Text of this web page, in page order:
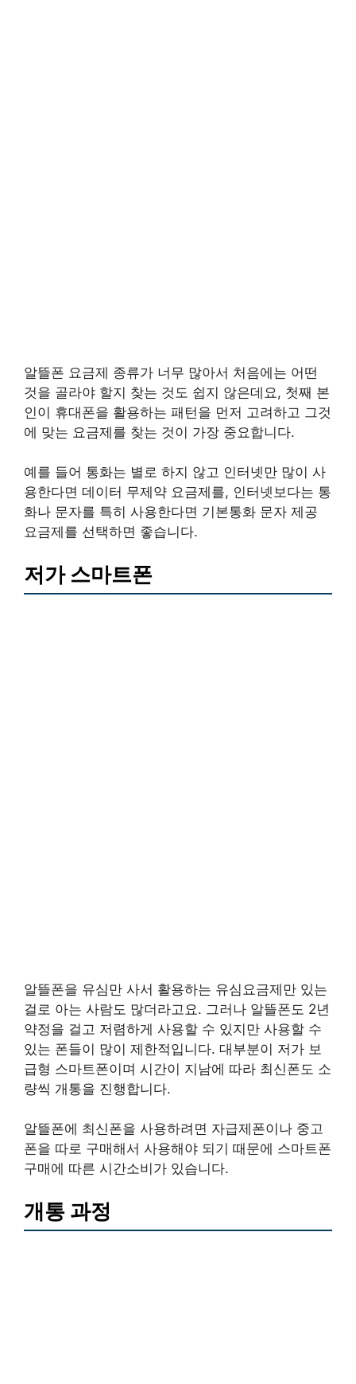
알뜰폰 요금제 종류가 너무 많아서 처음에는 어떤
것을 골라야 할지 찾는 것도 쉽지 않은데요, 첫째 본
인이 휴대폰을 활용하는 패턴을 먼저 고려하고 그것
에 맞는 요금제를 찾는 것이 가장 중요합니다.
예를 들어 통화는 별로 하지 않고 인터넷만 많이 사
용한다면 데이터 무제약 요금제를, 인터넷보다는 통
화나 문자를 특히 사용한다면 기본통화 문자 제공
요금제를 선택하면 좋습니다.
저가 스마트폰
알뜰폰을 유심만 사서 활용하는 유심요금제만 있는
걸로 아는 사람도 많더라고요. 그러나 알뜰폰도 2년
약정을 걸고 저렴하게 사용할 수 있지만 사용할 수
있는 폰들이 많이 제한적입니다. 대부분이 저가 보
급형 스마트폰이며 시간이 지남에 따라 최신폰도 소
량씩 개통을 진행합니다.
알뜰폰에 최신폰을 사용하려면 자급제폰이나 중고
폰을 따로 구매해서 사용해야 되기 때문에 스마트폰
구매에 따른 시간소비가 있습니다.
개통 과정